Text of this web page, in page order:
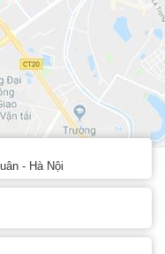
- Hà Nội